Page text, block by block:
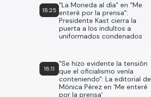
18:25
"La Moneda al día" en "Me
enteré por la prensa":
Presidente Kast cierra la
puerta a los indultos a
uniformados condenados
18:11
"Se hizo evidente la tensión
que el oficialismo venía
conteniendo": La editorial de
Mónica Pérez en 'Me enteré
por la prensa'